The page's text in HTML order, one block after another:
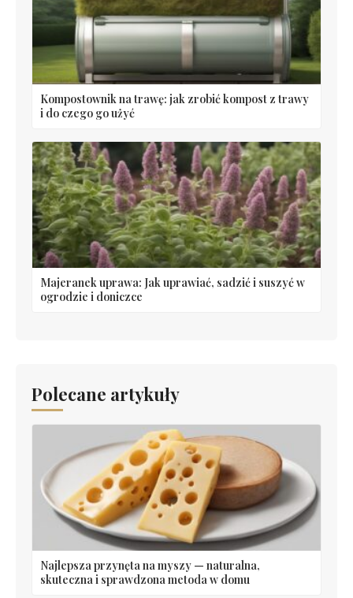
Kompostownik na trawę: jak zrobić kompost z trawy
i do czego go użyć
Majeranek uprawa: Jak uprawiać, sadzić i suszyć w
ogrodzie i doniczce
Polecane artykuły
Najlepsza przynęta na myszy — naturalna,
skuteczna i sprawdzona metoda w domu